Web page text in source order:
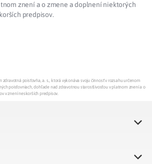
znení a o zmene a doplnení niektorých
predpisov.
poisťovňa, a. s., ktorá vykonáva svoju činnosť v rozsahu určenom
poisťovniach, dohľade nad zdravotnou starostlivosťou v platnom znení a o
v znení neskorších predpisov.